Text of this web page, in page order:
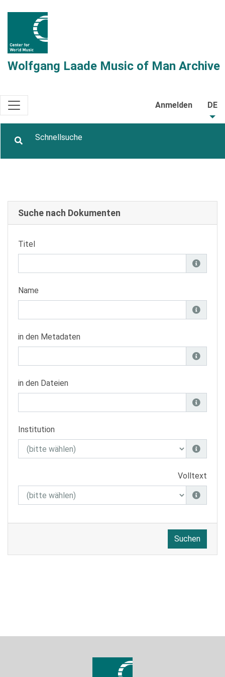
Wolfgang Laade Music of Man Archive
Anmelden DE
Suche nach Dokumenten
Titel
Name
in den Metadaten
in den Dateien
Institution
Volltext
Suchen